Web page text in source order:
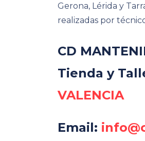
Gerona, Lérida y
realizadas por
CD
Tienda y
VALENCIA
Email: